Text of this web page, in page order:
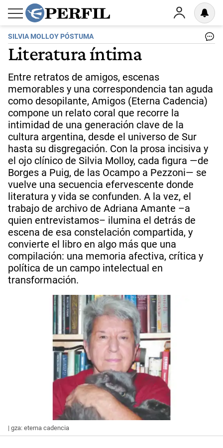
SILVIA MOLLOY PÓSTUMA
Literatura íntima
Entre retratos de amigos, escenas
memorables y una correspondencia tan aguda
como desopilante, Amigos (Eterna Cadencia)
compone un relato coral que recorre la
intimidad de una generación clave de la
cultura argentina, desde el universo de Sur
hasta su disgregación. Con la prosa incisiva y
el ojo clínico de Silvia Molloy, cada figura —de
Borges a Puig, de las Ocampo a Pezzoni— se
vuelve una secuencia efervescente donde
literatura y vida se confunden. A la vez, el
trabajo de archivo de Adriana Amante –a
quien entrevistamos– ilumina el detrás de
escena de esa constelación compartida, y
convierte el libro en algo más que una
compilación: una memoria afectiva, crítica y
política de un campo intelectual en
transformación.
| gza: eterna cadencia